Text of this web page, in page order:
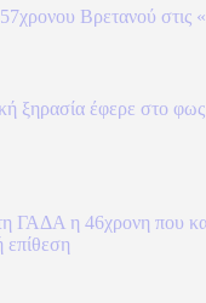
Βρετανού στις
ξηρασία έφερε στο
η 46χρονη που
επίθεση